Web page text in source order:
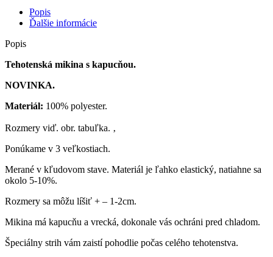
tehotné
-
čierna
Popis
Ďalšie informácie
Popis
Tehotenská mikina s kapucňou.
NOVINKA.
Materiál: 100% polyester.
Rozmery viď. obr. tabuľka. ‚
Ponúkame v 3 veľkostiach.
Merané v kľudovom stave. Materiál je ľahko elastický, natiahne sa
okolo 5-10%.
Rozmery sa môžu líšiť + – 1-2cm.
Mikina má kapucňu a vrecká, dokonale vás ochráni pred chladom.
Špeciálny strih vám zaistí pohodlie počas celého tehotenstva.